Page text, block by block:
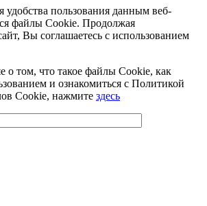
удобства пользования данным веб-
файлы Cookie. Продолжая
Вы соглашаетесь с использованием
о том, что такое файлы Cookie, как
и ознакомиться с Политикой
Cookie, нажмите здесь